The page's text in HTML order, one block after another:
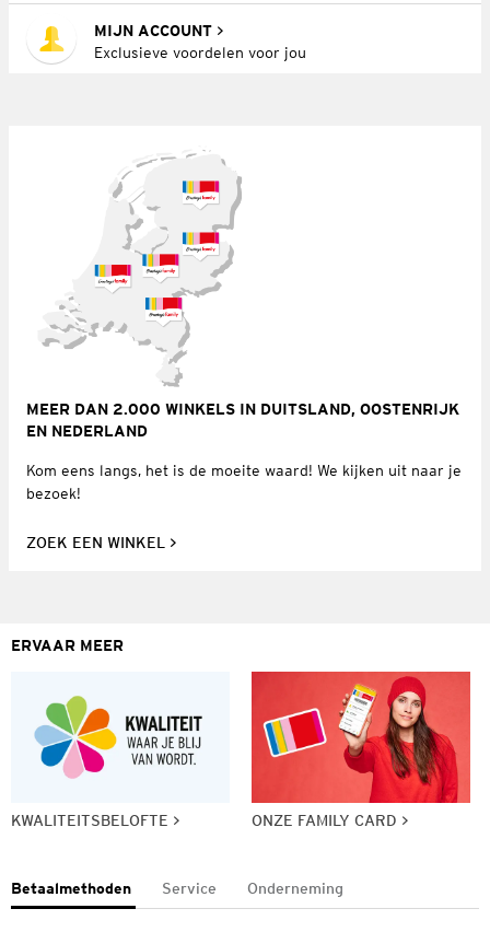
MIJN ACCOUNT
Exclusieve voordelen voor jou
MEER DAN 2.000 WINKELS IN DUITSLAND, OOSTENRIJK
EN NEDERLAND
Kom eens langs, het is de moeite waard! We kijken uit naar je
bezoek!
ZOEK EEN WINKEL
ERVAAR MEER
KWALITEITSBELOFTE ONZE FAMILY CARD
Betaalmethoden Service Onderneming